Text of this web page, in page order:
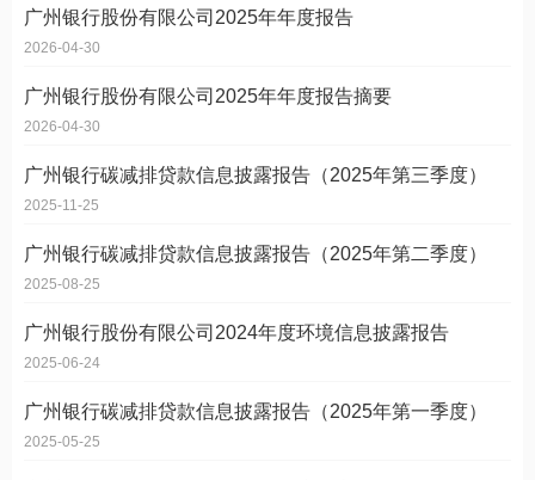
广州银行股份有限公司2025年年度报告
2026-04-30
广州银行股份有限公司2025年年度报告摘要
2026-04-30
广州银行碳减排贷款信息披露报告（2025年第三季度）
2025-11-25
广州银行碳减排贷款信息披露报告（2025年第二季度）
2025-08-25
广州银行股份有限公司2024年度环境信息披露报告
2025-06-24
广州银行碳减排贷款信息披露报告（2025年第一季度）
2025-05-25